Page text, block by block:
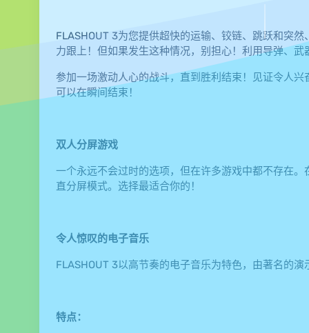
FLASHOUT 3为您提供超快的运输、铰链、跳跃和突
力跟上！但如果发生这种情况，别担心！利用导弹、
参加一场激动人心的战斗，直到胜利结束！见证令人
可以在瞬间结束！
双人分屏游戏
一个永远不会过时的选项，但在许多游戏中都不存在
直分屏模式。选择最适合你的！
令人惊叹的电子音乐
FLASHOUT 3以高节奏的电子音乐为特色，由著名的
特点：